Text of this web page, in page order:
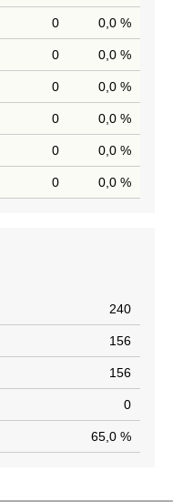
0 0,0 %
0 0,0 %
0 0,0 %
0 0,0 %
0 0,0 %
0 0,0 %
240
156
156
0
65,0 %